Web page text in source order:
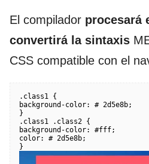
El compilador procesará
convertirá la sintaxis
CSS compatible con el
.class1 {
background-color: # 2d5e8b;
}
.class1 .class2 {
background-color: #fff;
color: # 2d5e8b;